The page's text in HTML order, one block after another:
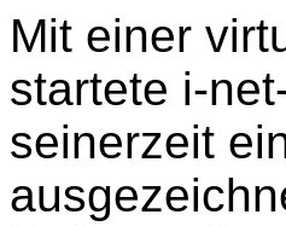
Mit einer
startete i-
seinerzeit